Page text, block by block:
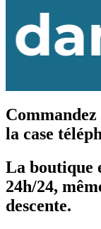
la case
La boutique
24h/24,
descente.